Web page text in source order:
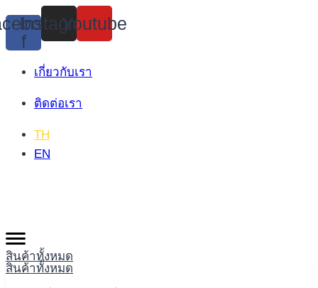
Skip
to
content
f
Instagram
Youtube
เกี่ยวกับเรา
ติดต่อเรา
TH
EN
สินค้าทั้งหมด
สินค้าทั้งหมด